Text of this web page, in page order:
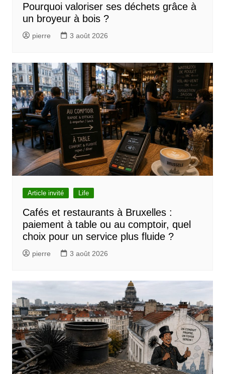
Pourquoi valoriser ses déchets grâce à
un broyeur à bois ?
pierre 3 août 2026
Article invité Life
Cafés et restaurants à Bruxelles :
paiement à table ou au comptoir, quel
choix pour un service plus fluide ?
pierre 3 août 2026